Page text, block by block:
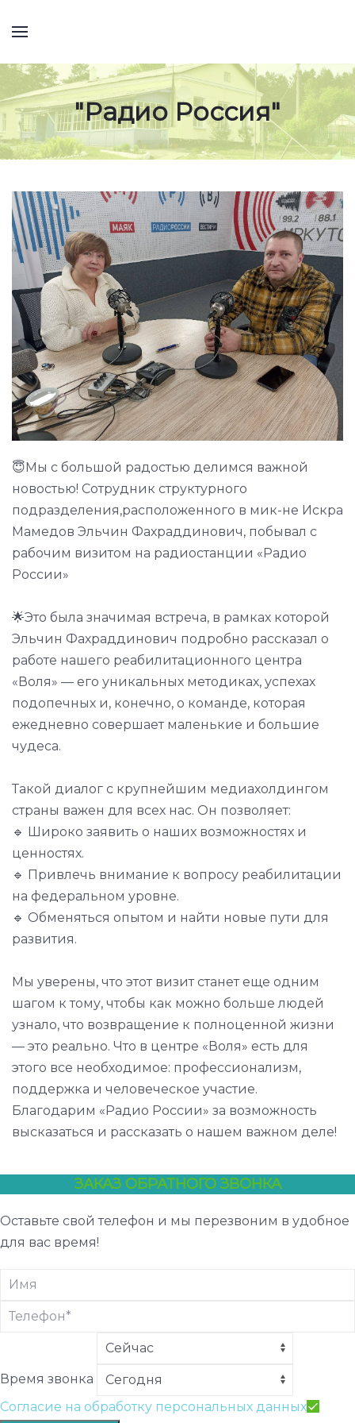
"Радио Россия"
😇Мы с большой радостью делимся важной
новостью! Сотрудник структурного
подразделения,расположенного в мик-не Искра
Мамедов Эльчин Фахраддинович, побывал с
рабочим визитом на радиостанции «Радио
России»
🌟Это была значимая встреча, в рамках которой
Эльчин Фахраддинович подробно рассказал о
работе нашего реабилитационного центра
«Воля» — его уникальных методиках, успехах
подопечных и, конечно, о команде, которая
ежедневно совершает маленькие и большие
чудеса.
Такой диалог с крупнейшим медиахолдингом
страны важен для всех нас. Он позволяет:
🔹 Широко заявить о наших возможностях и
ценностях.
🔹 Привлечь внимание к вопросу реабилитации
на федеральном уровне.
🔹 Обменяться опытом и найти новые пути для
развития.
Мы уверены, что этот визит станет еще одним
шагом к тому, чтобы как можно больше людей
узнало, что возвращение к полноценной жизни
— это реально. Что в центре «Воля» есть для
этого все необходимое: профессионализм,
поддержка и человеческое участие.
Благодарим «Радио России» за возможность
высказаться и рассказать о нашем важном деле!
ЗАКАЗ ОБРАТНОГО ЗВОНКА
Оставьте свой телефон и мы перезвоним в удобное
для вас время!
Время звонка
Согласие на обработку персональных данных